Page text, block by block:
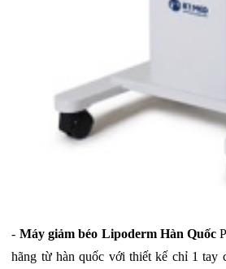
- Máy giảm béo Lipoderm Hàn Quốc
hãng từ hàn quốc với thiết kế chỉ 1 tay